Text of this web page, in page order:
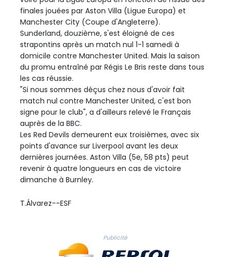
finales jouées par Aston Villa (Ligue Europa) et
Manchester City (Coupe d'Angleterre).
Sunderland, douzième, s'est éloigné de ces
strapontins après un match nul 1-1 samedi à
domicile contre Manchester United. Mais la saison
du promu entraîné par Régis Le Bris reste dans tous
les cas réussie.
"Si nous sommes déçus chez nous d'avoir fait
match nul contre Manchester United, c'est bon
signe pour le club", a d'ailleurs relevé le Français
auprès de la BBC.
Les Red Devils demeurent eux troisièmes, avec six
points d'avance sur Liverpool avant les deux
dernières journées. Aston Villa (5e, 58 pts) peut
revenir à quatre longueurs en cas de victoire
dimanche à Burnley.
T.Álvarez--ESF
Publicité